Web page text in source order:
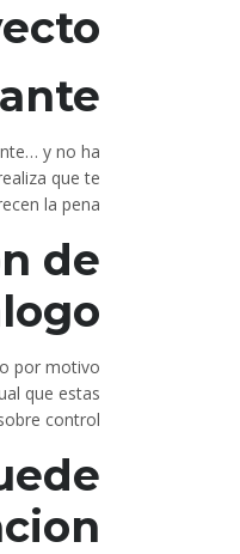
y no ha
que te
la pena.
de
por motivo
que estas
control.